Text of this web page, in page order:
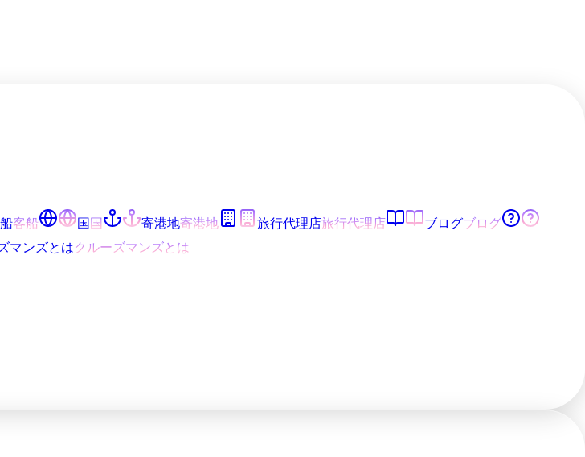
客船 国国 寄港地寄港地 旅行代理店旅行代理店 ブログブログ
マンズとはクルーズマンズとは